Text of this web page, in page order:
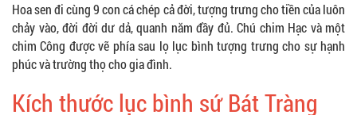
Hoa sen đi cùng 9 con cá chép cả đời, tượng trưng cho tiền của luôn
chảy vào, đời đời dư dả, quanh năm đầy đủ. Chú chim Hạc và một
chim Công được vẽ phía sau lọ lục bình tượng trưng cho sự hạnh
phúc và trường thọ cho gia đình.
Kích thước lục bình sứ Bát Tràng